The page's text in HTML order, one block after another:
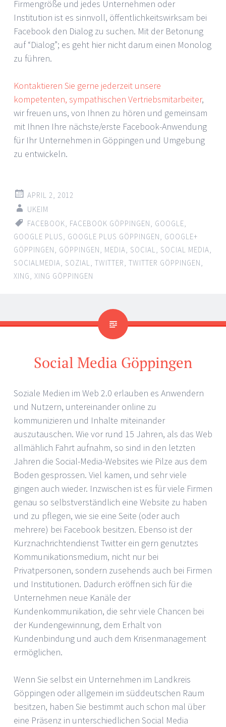
Firmengröße und jedes Unternehmen oder
Institution ist es sinnvoll, öffentlichkeitswirksam bei
Facebook den Dialog zu suchen. Mit der Betonung
auf “Dialog”; es geht hier nicht darum einen Monolog
zu führen.
Kontaktieren Sie gerne jederzeit unsere
kompetenten, sympathischen Vertriebsmitarbeiter,
wir freuen uns, von Ihnen zu hören und gemeinsam
mit Ihnen Ihre nächste/erste Facebook-Anwendung
für Ihr Unternehmen in Göppingen und Umgebung
zu entwickeln.
APRIL 2, 2012
UKEIM
FACEBOOK
FACEBOOK GÖPPINGEN GOOGLE
GOOGLE PLUS
GOOGLE PLUS GÖPPINGEN
GOOGLE+
GÖPPINGEN
GÖPPINGEN MEDIA SOCIAL SOCIAL MEDIA
SOCIALMEDIA SOZIAL TWITTER TWITTER GÖPPINGEN
XING XING GÖPPINGEN
Social Media Göppingen
Soziale Medien im Web 2.0 erlauben es Anwendern
und Nutzern, untereinander online zu
kommunizieren und Inhalte miteinander
auszutauschen. Wie vor rund 15 Jahren, als das Web
allmählich Fahrt aufnahm, so sind in den letzten
Jahren die Social-Media-Websites wie Pilze aus dem
Boden gesprossen. Viel kamen, und sehr viele
gingen auch wieder. Inzwischen ist es für viele Firmen
genau so selbstverständlich eine Website zu haben
und zu pflegen, wie sie eine Seite (oder auch
mehrere) bei Facebook besitzen. Ebenso ist der
Kurznachrichtendienst Twitter ein gern genutztes
Kommunikationsmedium, nicht nur bei
Privatpersonen, sondern zusehends auch bei Firmen
und Institutionen. Dadurch eröffnen sich für die
Unternehmen neue Kanäle der
Kundenkommunikation, die sehr viele Chancen bei
der Kundengewinnung, dem Erhalt von
Kundenbindung und auch dem Krisenmanagement
ermöglichen.
Wenn Sie selbst ein Unternehmen im Landkreis
Göppingen oder allgemein im süddeutschen Raum
besitzen, haben Sie bestimmt auch schon mal über
eine Präsenz in unterschiedlichen Social Media